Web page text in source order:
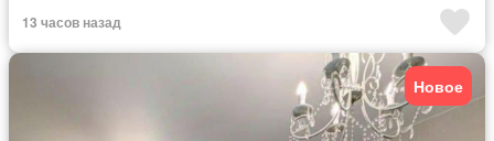
13 часов назад
Новое